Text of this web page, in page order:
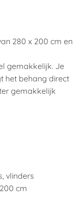
280 x 200 cm en
gemakkelijk. Je
het behang direct
gemakkelijk
vlinders
cm